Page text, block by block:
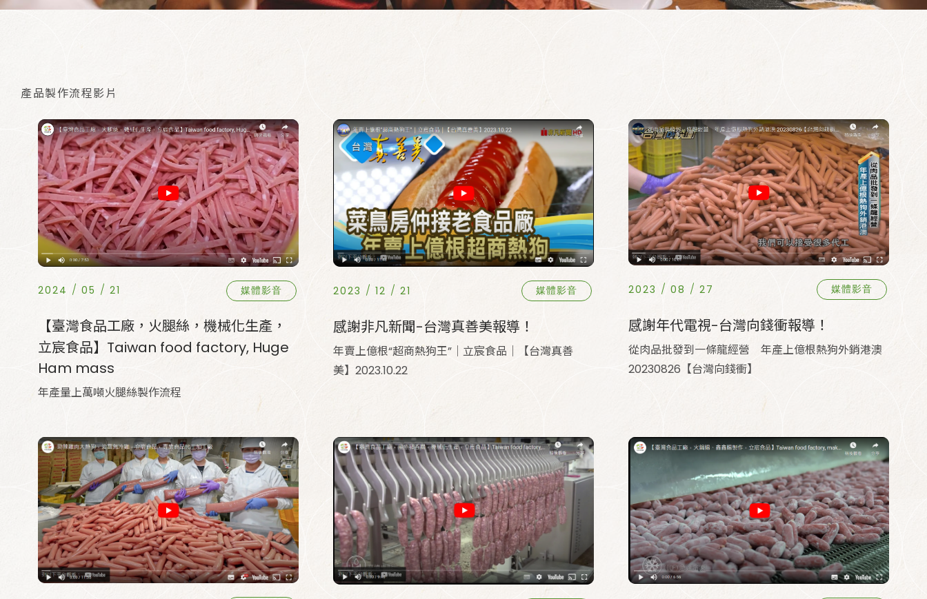
產品製作流程影片
2024 05 21 媒體影音
【臺灣食品工廠，火腿絲，機械化生產，
立宸食品】Taiwan food factory, Huge
Ham mass
年產量上萬噸火腿絲製作流程
2023 12 21 媒體影音
感謝非凡新聞-台灣真善美報導！
年賣上億根“超商熱狗王”｜立宸食品｜【台灣真善
美】2023.10.22
2023 08 27 媒體影音
感謝年代電視-台灣向錢衝報導！
從肉品批發到一條龍經營 年產上億根熱狗外銷港澳
20230826【台灣向錢衝】